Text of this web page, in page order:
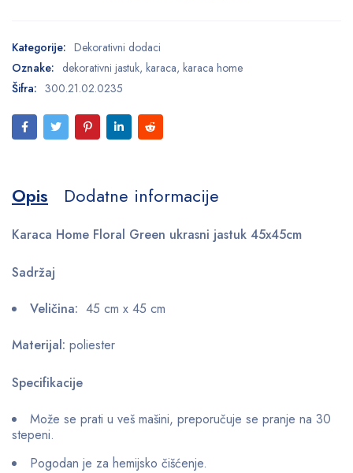
Kategorije: Dekorativni dodaci
Oznake: dekorativni jastuk, karaca, karaca home
Šifra: 300.21.02.0235
Opis Dodatne informacije
Karaca Home Floral Green ukrasni jastuk 45x45cm
Sadržaj
Veličina: 45 cm x 45 cm
Materijal: poliester
Specifikacije
Može se prati u veš mašini, preporučuje se pranje na 30
stepeni.
Pogodan je za hemijsko čišćenje.